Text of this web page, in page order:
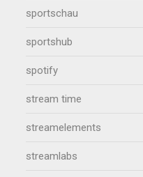
sportschau
sportshub
spotify
stream time
streamelements
streamlabs